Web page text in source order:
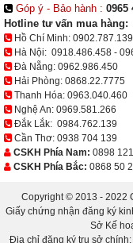
Góp ý - Bảo hành : 0965
Hotline tư vấn mua hàng:
Hồ Chí Minh: 0902.787.139
Hà Nội: 0918.486.458 -
Đà Nẵng: 0962.986.450
Hải Phòng: 0868.22.7775
Thanh Hóa: 0963.040.460
Nghệ An: 0969.581.266
Đắk Lắk: 0984.762.139
Cần Thơ: 0938 704 139
CSKH Phía Nam: 0898
CSKH Phía Bắc: 0868 50
Copyright © 2013 - 2022
Giấy chứng nhận đăng ký
Sở Kế
Địa chỉ đăng ký trụ sở